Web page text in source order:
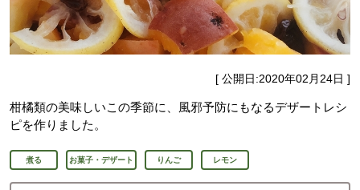
[ 公開日:2020年02月24日 ]
柑橘類の美味しいこの季節に、風邪予防にもなるデザートレシ
ピを作りました。
煮る お菓子・デザート りんご レモン